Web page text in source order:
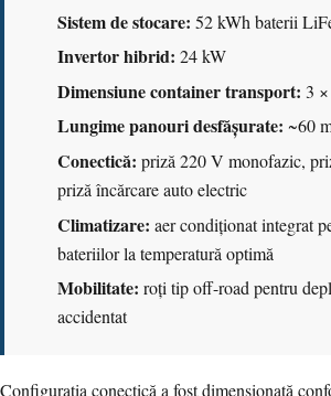
Sistem de stocare: 52 kWh baterii
Invertor hibrid: 24 kW
Dimensiune container transport: 3
Lungime panouri desfășurate: ~60
Conectică: priză 220 V monofazic,
priză încărcare auto electric
Climatizare: aer condiționat integrat
bateriilor la temperatură optimă
Mobilitate: roți tip off-road pentru
accidentat
Configurația conectică a fost dimensionată